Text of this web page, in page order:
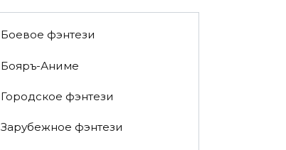
Боевое фэнтези
Бояръ-Аниме
Городское фэнтези
Зарубежное фэнтези